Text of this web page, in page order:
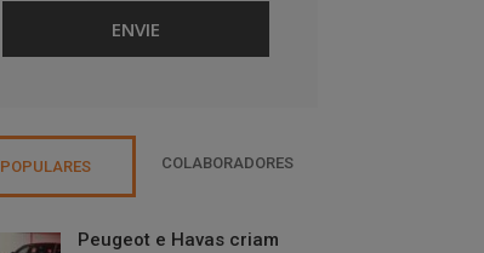
POPULARES COLABORADORES
Peugeot e Havas criam